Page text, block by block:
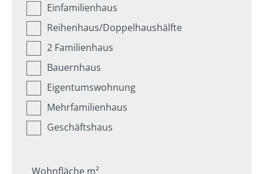
Einfamilienhaus
Reihenhaus/Doppelhaushälfte
2 Familienhaus
Bauernhaus
Eigentumswohnung
Mehrfamilienhaus
Geschäftshaus
Wohnfläche m²